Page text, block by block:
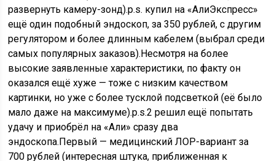
развернуть камеру-зонд).p.s. купил на «АлиЭкспресс»
ещё один подобный эндоскоп, за 350 рублей, с другим
регулятором и более длинным кабелем (выбрал среди
самых популярных заказов).Несмотря на более
высокие заявленные характеристики, по факту он
оказался ещё хуже — тоже с низким качеством
картинки, но уже с более тусклой подсветкой (её было
мало даже на максимуме).p.s.2 решил ещё попытать
удачу и приобрёл на «Али» сразу два
эндоскопа.Первый — медицинский ЛОР-вариант за
700 рублей (интересная штука, приближенная к